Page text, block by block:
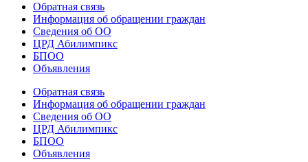
Обратная связь
Информация об обращении граждан
Сведения об ОО
ЦРД Абилимпикс
БПОО
Объявления
Обратная связь
Информация об обращении граждан
Сведения об ОО
ЦРД Абилимпикс
БПОО
Объявления